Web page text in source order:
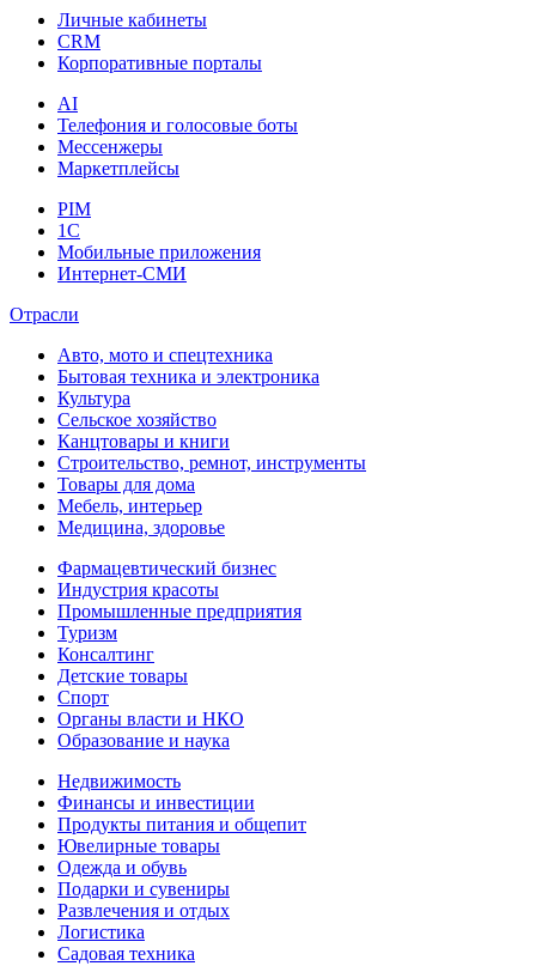
Личные кабинеты
CRM
Корпоративные порталы
AI
Телефония и голосовые боты
Мессенжеры
Маркетплейсы
PIM
1C
Мобильные приложения
Интернет-СМИ
Отрасли
Авто, мото и спецтехника
Бытовая техника и электроника
Культура
Сельское хозяйство
Канцтовары и книги
Строительство, ремнот, инструменты
Товары для дома
Мебель, интерьер
Медицина, здоровье
Фармацевтический бизнес
Индустрия красоты
Промышленные предприятия
Туризм
Консалтинг
Детские товары
Спорт
Органы власти и НКО
Образование и наука
Недвижимость
Финансы и инвестиции
Продукты питания и общепит
Ювелирные товары
Одежда и обувь
Подарки и сувениры
Развлечения и отдых
Логистика
Садовая техника